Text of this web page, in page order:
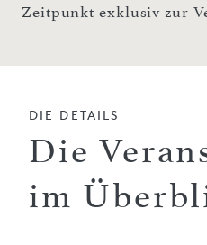
Zeitpunkt exklusiv zur
DIE DETAILS
Die
im